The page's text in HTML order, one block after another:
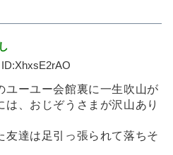
XhxsE2rAO
ユーユー会館裏に一生吹山が
は、おじぞうさまが沢山あり
友達は足引っ張られて落ちそ